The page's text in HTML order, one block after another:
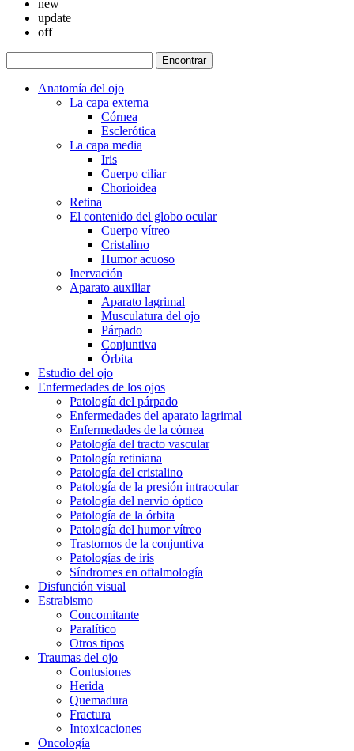
new
update
off
Anatomía del ojo
La capa externa
Córnea
Esclerótica
La capa media
Iris
Cuerpo ciliar
Chorioidea
Retina
El contenido del globo ocular
Cuerpo vítreo
Cristalino
Humor acuoso
Inervación
Aparato auxiliar
Aparato lagrimal
Musculatura del ojo
Párpado
Conjuntiva
Órbita
Estudio del ojo
Enfermedades de los ojos
Patología del párpado
Enfermedades del aparato lagrimal
Enfermedades de la córnea
Patología del tracto vascular
Patología retiniana
Patología del cristalino
Patología de la presión intraocular
Patología del nervio óptico
Patología de la órbita
Patología del humor vítreo
Trastornos de la conjuntiva
Patologías de iris
Síndromes en oftalmología
Disfunción visual
Estrabismo
Concomitante
Paralítico
Otros tipos
Traumas del ojo
Сontusiones
Herida
Quemadura
Fractura
Intoxicaciones
Oncología